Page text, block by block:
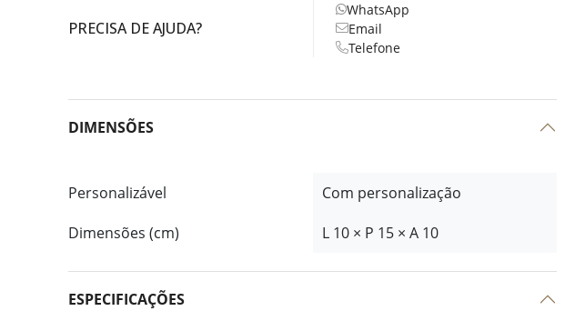
PRECISA DE AJUDA?
WhatsApp
Email
Telefone
DIMENSÕES
Personalizável
Com personalização
Dimensões (cm)
L 10 × P 15 × A 10
ESPECIFICAÇÕES